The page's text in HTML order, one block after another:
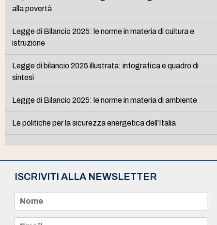
alla povertà
Legge di Bilancio 2025: le norme in materia di cultura e
istruzione
Legge di bilancio 2025 illustrata: infografica e quadro di
sintesi
Legge di Bilancio 2025: le norme in materia di ambiente
Le politiche per la sicurezza energetica dell’Italia
ISCRIVITI ALLA NEWSLETTER
m
e